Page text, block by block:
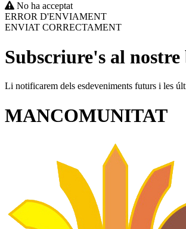
No ha acceptat
ERROR D'ENVIAMENT
ENVIAT CORRECTAMENT
Subscriure's al
Li notificarem dels esdeveniments futurs i les
MANCOMUNITAT